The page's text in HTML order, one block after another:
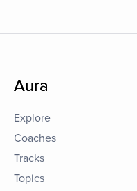
Aura
Explore
Coaches
Tracks
Topics